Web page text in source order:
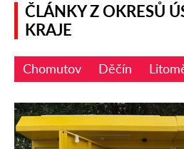
ČLÁNKY Z OKRESŮ
KRAJE
Chomutov Děčín